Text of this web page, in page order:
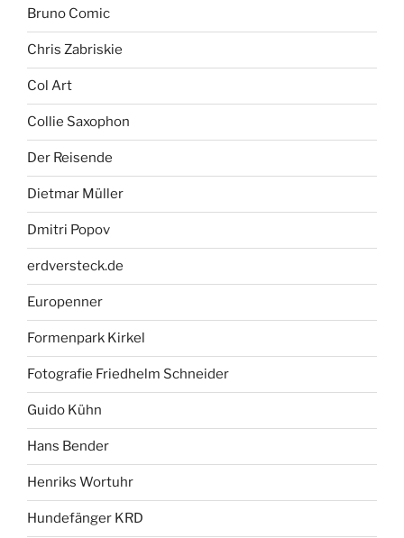
Bruno Comic
Chris Zabriskie
Col Art
Collie Saxophon
Der Reisende
Dietmar Müller
Dmitri Popov
erdversteck.de
Europenner
Formenpark Kirkel
Fotografie Friedhelm Schneider
Guido Kühn
Hans Bender
Henriks Wortuhr
Hundefänger KRD